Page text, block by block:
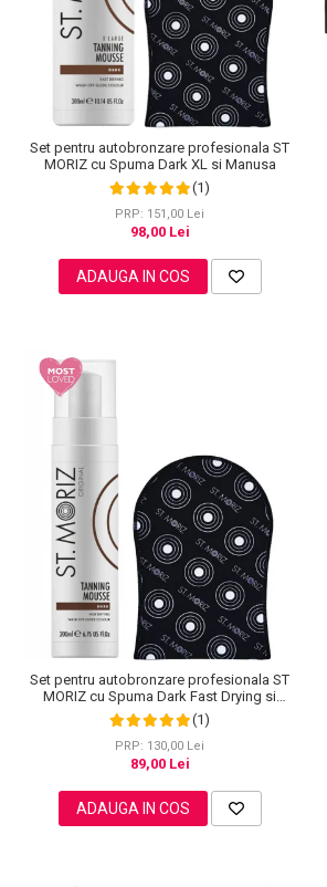
Set pentru autobronzare profesionala ST
MORIZ cu Spuma Dark XL si Manusa
(1)
PRP: 151,00 Lei
98,00 Lei
ADAUGA IN COS
Set pentru autobronzare profesionala ST
MORIZ cu Spuma Dark Fast Drying si
Manusa Velvet Tanning Mitt
(1)
PRP: 130,00 Lei
89,00 Lei
ADAUGA IN COS